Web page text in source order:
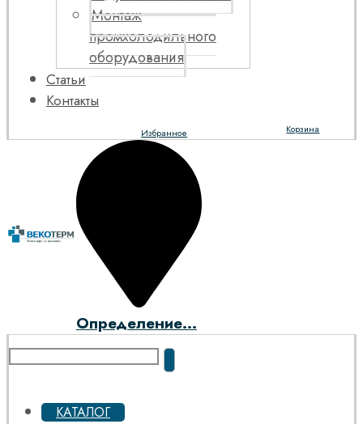
Монтаж
промхолодильного
оборудования
Статьи
Контакты
Корзина
Избранное
Определение...
КАТАЛОГ